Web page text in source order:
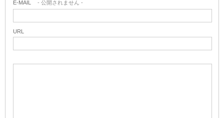
E-MAIL - 公開されません -
URL